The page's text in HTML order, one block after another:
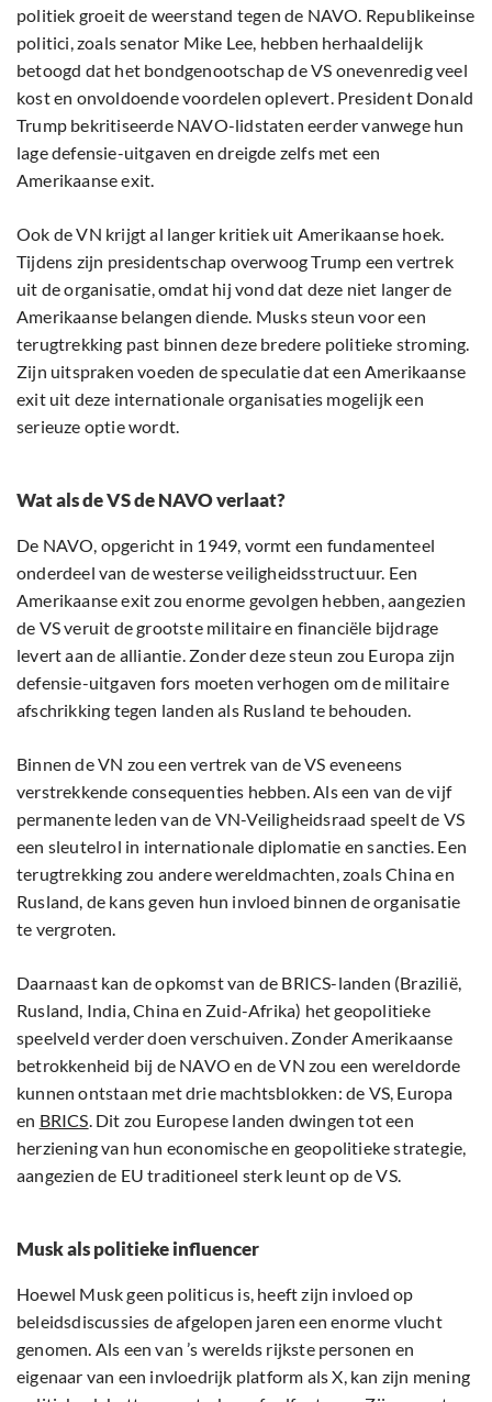
politiek groeit de weerstand tegen de NAVO. Republikeinse
politici, zoals senator Mike Lee, hebben herhaaldelijk
betoogd dat het bondgenootschap de VS onevenredig veel
kost en onvoldoende voordelen oplevert. President Donald
Trump bekritiseerde NAVO-lidstaten eerder vanwege hun
lage defensie-uitgaven en dreigde zelfs met een
Amerikaanse exit.
Ook de VN krijgt al langer kritiek uit Amerikaanse hoek.
Tijdens zijn presidentschap overwoog Trump een vertrek
uit de organisatie, omdat hij vond dat deze niet langer de
Amerikaanse belangen diende. Musks steun voor een
terugtrekking past binnen deze bredere politieke stroming.
Zijn uitspraken voeden de speculatie dat een Amerikaanse
exit uit deze internationale organisaties mogelijk een
serieuze optie wordt.
Wat als de VS de NAVO verlaat?
De NAVO, opgericht in 1949, vormt een fundamenteel
onderdeel van de westerse veiligheidsstructuur. Een
Amerikaanse exit zou enorme gevolgen hebben, aangezien
de VS veruit de grootste militaire en financiële bijdrage
levert aan de alliantie. Zonder deze steun zou Europa zijn
defensie-uitgaven fors moeten verhogen om de militaire
afschrikking tegen landen als Rusland te behouden.
Binnen de VN zou een vertrek van de VS eveneens
verstrekkende consequenties hebben. Als een van de vijf
permanente leden van de VN-Veiligheidsraad speelt de VS
een sleutelrol in internationale diplomatie en sancties. Een
terugtrekking zou andere wereldmachten, zoals China en
Rusland, de kans geven hun invloed binnen de organisatie
te vergroten.
Daarnaast kan de opkomst van de BRICS-landen (Brazilië,
Rusland, India, China en Zuid-Afrika) het geopolitieke
speelveld verder doen verschuiven. Zonder Amerikaanse
betrokkenheid bij de NAVO en de VN zou een wereldorde
kunnen ontstaan met drie machtsblokken: de VS, Europa
en BRICS. Dit zou Europese landen dwingen tot een
herziening van hun economische en geopolitieke strategie,
aangezien de EU traditioneel sterk leunt op de VS.
Musk als politieke influencer
Hoewel Musk geen politicus is, heeft zijn invloed op
beleidsdiscussies de afgelopen jaren een enorme vlucht
genomen. Als een van ’s werelds rijkste personen en
eigenaar van een invloedrijk platform als X, kan zijn mening